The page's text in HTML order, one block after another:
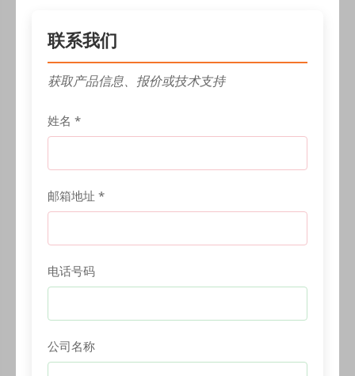
联系我们
获取产品信息、报价或技术支持
姓名 *
邮箱地址 *
电话号码
公司名称